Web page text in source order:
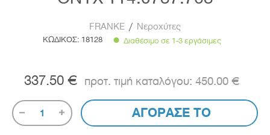
FRANKE / Νεροχύτες
ΚΩΔΙΚΟΣ: 18128 Διαθέσιμο σε 1-3 εργάσιμες
337.50 € 450.00 €
1 ΑΓΟΡΑΣΕ ΤΟ